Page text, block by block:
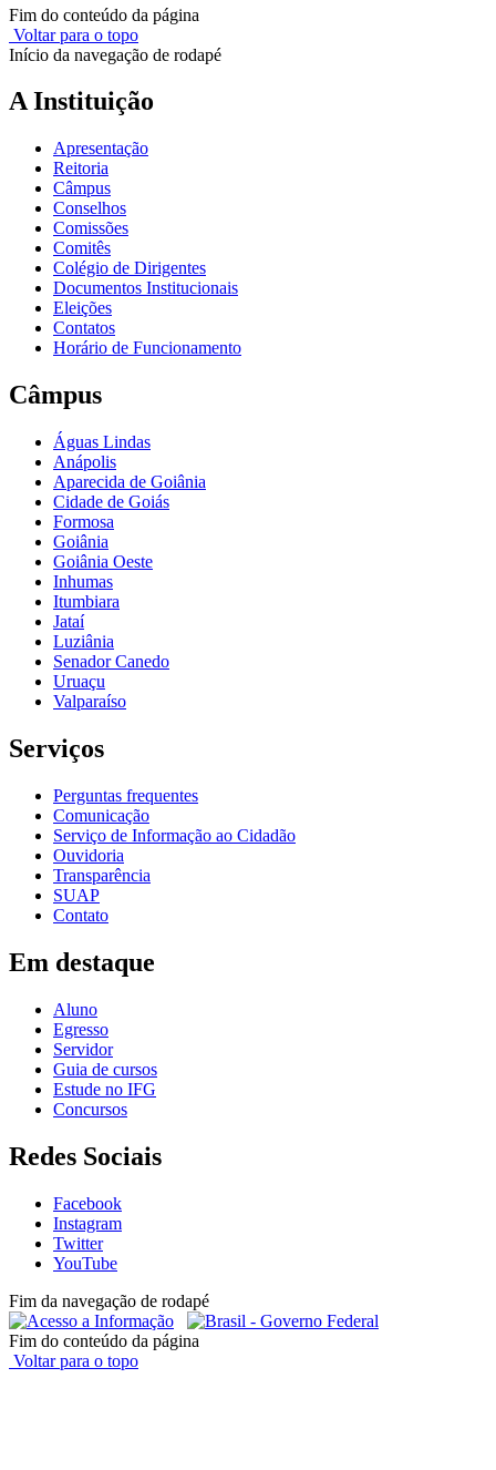
Fim do conteúdo da página
Voltar para o topo
Início da navegação de rodapé
A Instituição
Apresentação
Reitoria
Câmpus
Conselhos
Comissões
Comitês
Colégio de Dirigentes
Documentos Institucionais
Eleições
Contatos
Horário de Funcionamento
Câmpus
Águas Lindas
Anápolis
Aparecida de Goiânia
Cidade de Goiás
Formosa
Goiânia
Goiânia Oeste
Inhumas
Itumbiara
Jataí
Luziânia
Senador Canedo
Uruaçu
Valparaíso
Serviços
Perguntas frequentes
Comunicação
Serviço de Informação ao Cidadão
Ouvidoria
Transparência
SUAP
Contato
Em destaque
Aluno
Egresso
Servidor
Guia de cursos
Estude no IFG
Concursos
Redes Sociais
Facebook
Instagram
Twitter
YouTube
Fim da navegação de rodapé
Fim do conteúdo da página
Voltar para o topo